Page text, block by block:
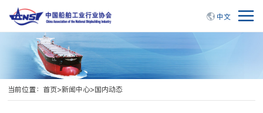
中文
当前位置： 首页>新闻中心>国内动态